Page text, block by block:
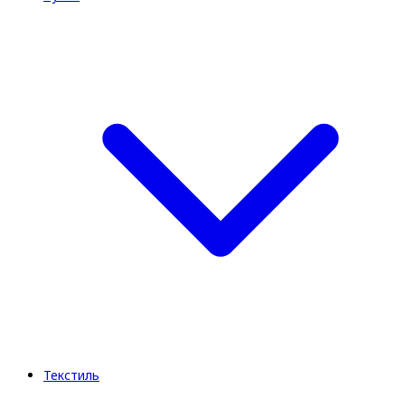
Текстиль